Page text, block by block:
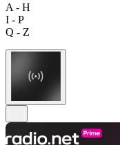
A - H
I - P
Q - Z